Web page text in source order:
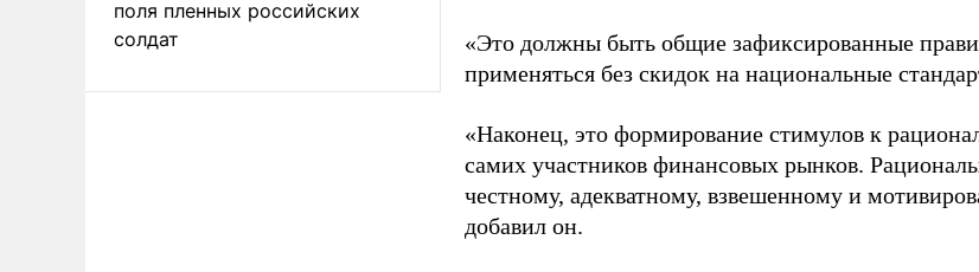
поля пленных российских
солдат
«Это должны быть общие зафиксированные
применяться без скидок на национальные
«Наконец, это формирование стимулов к
самих участников финансовых рынков.
честному, адекватному, взвешенному и
добавил он.